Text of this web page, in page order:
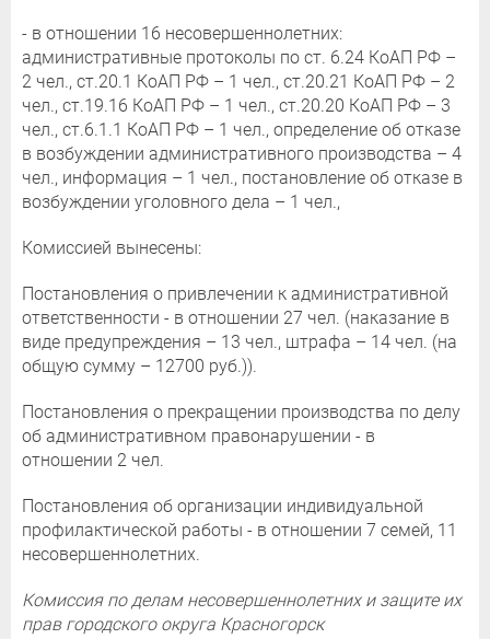
- в отношении 16 несовершеннолетних:
административные протоколы по ст. 6.24 КоАП РФ –
2 чел., ст.20.1 КоАП РФ – 1 чел., ст.20.21 КоАП РФ – 2
чел., ст.19.16 КоАП РФ – 1 чел., ст.20.20 КоАП РФ – 3
чел., ст.6.1.1 КоАП РФ – 1 чел., определение об отказе
в возбуждении административного производства – 4
чел., информация – 1 чел., постановление об отказе в
возбуждении уголовного дела – 1 чел.,
Комиссией вынесены:
Постановления о привлечении к административной
ответственности - в отношении 27 чел. (наказание в
виде предупреждения – 13 чел., штрафа – 14 чел. (на
общую сумму – 12700 руб.)).
Постановления о прекращении производства по делу
об административном правонарушении - в
отношении 2 чел.
Постановления об организации индивидуальной
профилактической работы - в отношении 7 семей, 11
несовершеннолетних.
Комиссия по делам несовершеннолетних и защите их
прав городского округа Красногорск